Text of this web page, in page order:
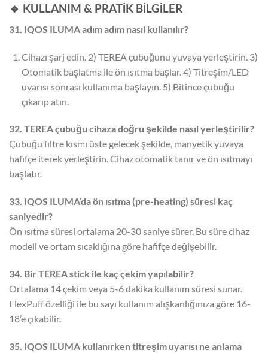
🔹 KULLANIM & PRATİK BİLGİLER
31. IQOS ILUMA adım adım nasıl kullanılır?
Cihazı şarj edin. 2) TEREA çubuğunu yuvaya yerleştirin. 3)
Otomatik başlatma ile ön ısıtma başlar. 4) Titreşim/LED
uyarısı sonrası kullanıma başlayın. 5) Bitince çubuğu
çıkarıp atın.
32. TEREA çubuğu cihaza doğru şekilde nasıl yerleştirilir?
Çubuğu filtre kısmı üste gelecek şekilde, manyetik yuvaya
hafifçe iterek yerleştirin. Cihaz otomatik tanır ve ön ısıtmayı
başlatır.
33. IQOS ILUMA’da ön ısıtma (pre-heating) süresi kaç
saniyedir?
Ön ısıtma süresi ortalama 20-30 saniye sürer. Bu süre cihaz
modeli ve ortam sıcaklığına göre hafifçe değişebilir.
34. Bir TEREA stick ile kaç çekim yapılabilir?
Ortalama 14 çekim veya 5-6 dakika kullanım süresi sunar.
FlexPuff özelliği ile bu sayı kullanım alışkanlığınıza göre 16-
18’e çıkabilir.
35. IQOS ILUMA kullanırken titreşim uyarısı ne anlama